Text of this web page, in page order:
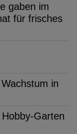
gaben im
für frisches
in
Garten